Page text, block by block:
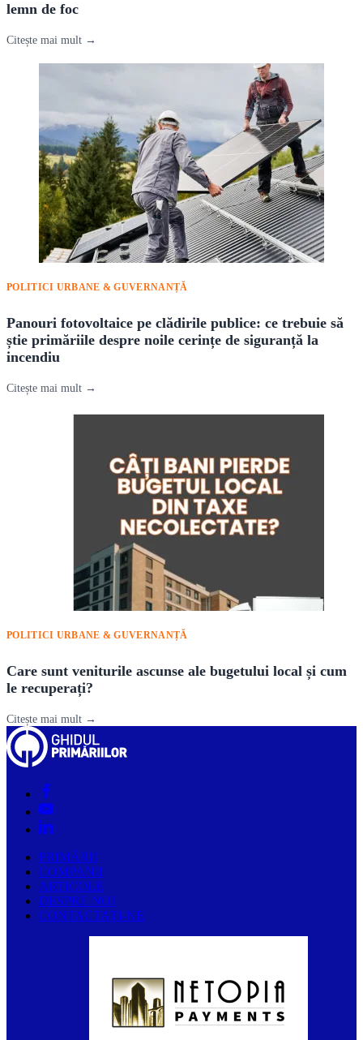
lemn de foc
Citește mai mult →
POLITICI URBANE & GUVERNANȚĂ
Panouri fotovoltaice pe clădirile publice: ce trebuie să
știe primăriile despre noile cerințe de siguranță la
incendiu
Citește mai mult →
POLITICI URBANE & GUVERNANȚĂ
Care sunt veniturile ascunse ale bugetului local și cum
le recuperați?
Citește mai mult →
PRIMĂRII
COMPANII
ARTICOLE
DESPRE NOI
CONTACTAȚI-NE